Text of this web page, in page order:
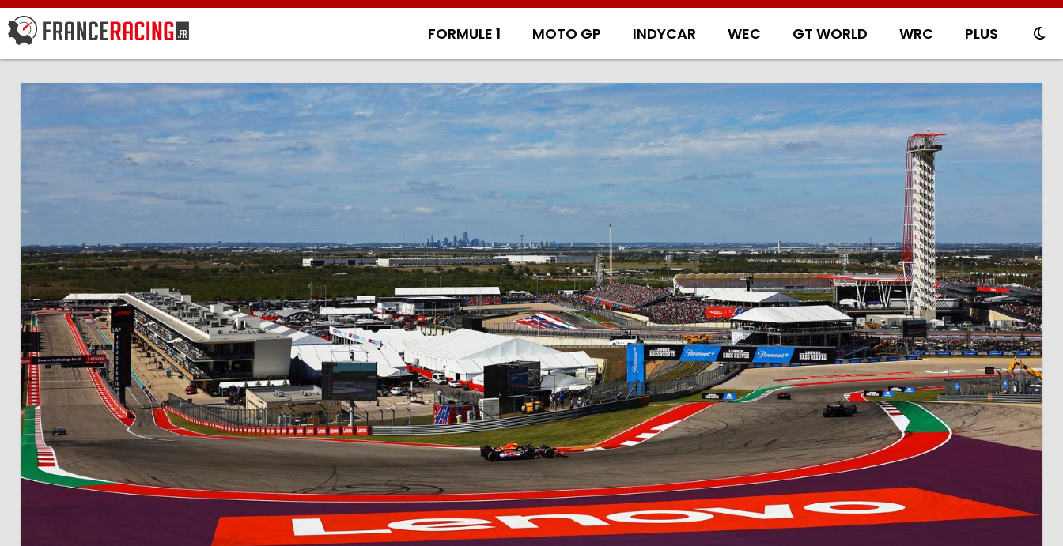
FORMULE 1 MOTO GP INDYCAR WEC GT WORLD WRC PLUS